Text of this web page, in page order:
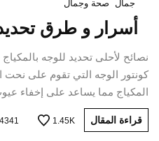
جمال صحة وجمال
أسرار و طرق
نصائح لأحلى تحديد للوجه
كونتور الوجه التي تقوم على
المكياج مما يساعد على إخفاء
قراءة المقال 1.45K